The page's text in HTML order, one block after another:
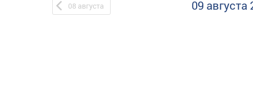
08 августа 09 августа